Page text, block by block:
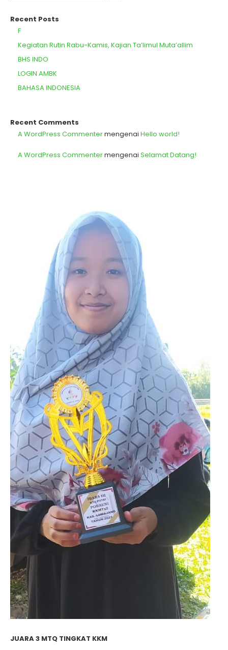
Recent Posts
F
Kegiatan Rutin Rabu-Kamis, Kajian Ta’limul Muta’allim
BHS INDO
LOGIN AMBK
BAHASA INDONESIA
Recent Comments
A WordPress Commentermengenai Hello world!
A WordPress Commentermengenai Selamat Datang!
JUARA 3 MTQ TINGKAT KKM